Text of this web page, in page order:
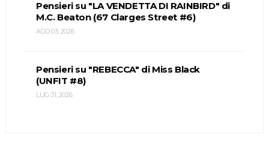
Pensieri su "LA VENDETTA DI RAINBIRD" di
M.C. Beaton (67 Clarges Street #6)
AGO 03, 2026
Pensieri su "REBECCA" di Miss Black
(UNFIT #8)
LUG 31, 2026